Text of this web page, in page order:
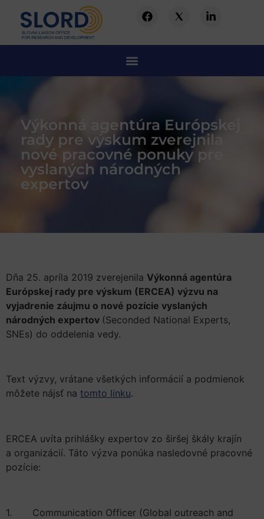
Výkonná agentúra Európskej
rady pre výskum zverejnila
nové pracovné ponuky pre
vyslaných národných
expertov
Dňa 25. apríla 2019 zverejenila Výkonná agentúra
Európskej rady pre výskum (ERCEA) výzvu na
vyjadrenie záujmu o nové pozície vyslaných
národných expertov (Seconded National Experts,
SNEs) do oddelenia vedy.
Text výzvy, vrátane všetkých informácií a podmienok
môžete nájsť na tomto linku.
ERCEA uvíta prihlášky expertov zo širšej škály krajín
a organizácií. Táto výzva ponúka nasledovné pracovné
pozície:
1. Communication Officer (Global outreach and